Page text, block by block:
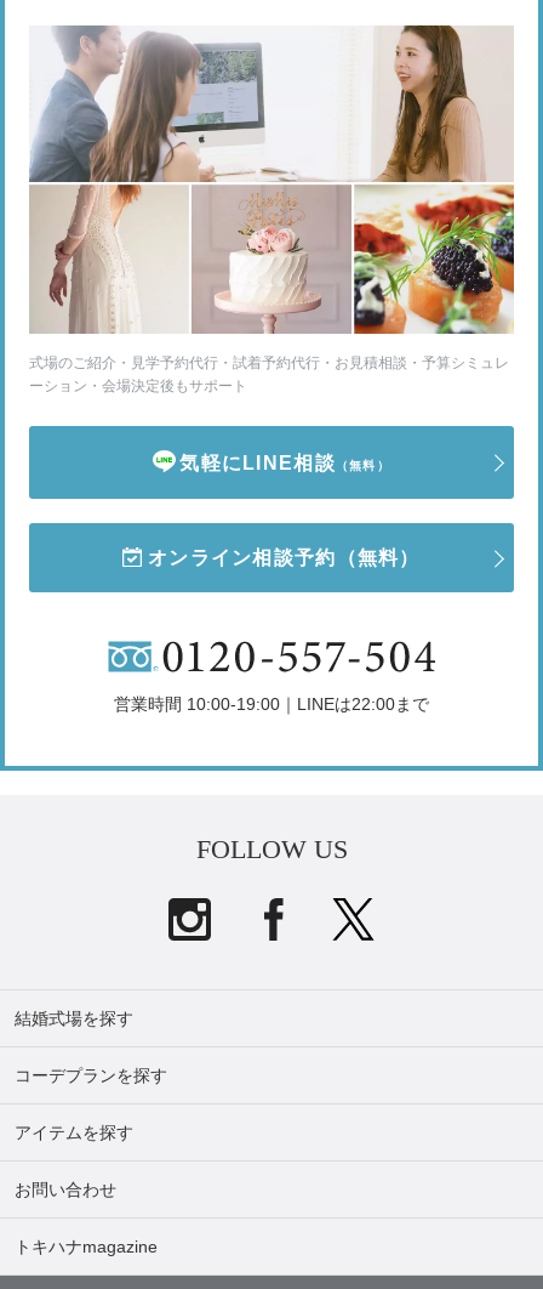
式場のご紹介・見学予約代行・試着予約代行・お見積相談・予算シミュレ
ーション・会場決定後もサポート
気軽にLINE相談 （無料）
オンライン相談予約 （無料）
営業時間 10:00-19:00｜LINEは22:00まで
FOLLOW US
結婚式場を探す
コーデプランを探す
アイテムを探す
お問い合わせ
トキハナmagazine